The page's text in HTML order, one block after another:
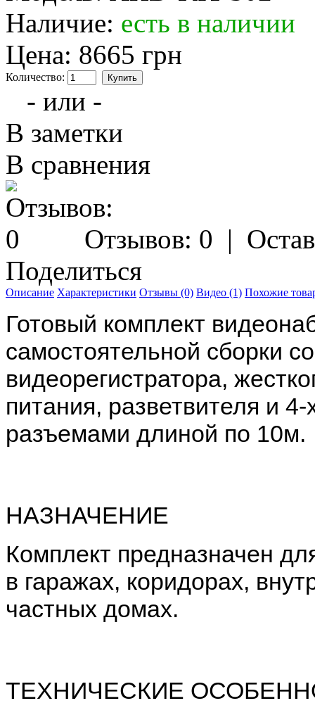
Наличие: есть в наличии
Цена: 8665 грн
Количество:
- или -
В заметки
В сравнения
Отзывов: 0 |
Поделиться
Описание Характеристики Отзывы (0) Видео (1) Похожие
Готовый комплект
самостоятельной сборки
видеорегистратора,
питания, разветвителя и
разъемами длиной по 10м.
НАЗНАЧЕНИЕ
Комплект предназначен
в гаражах, коридорах,
частных домах.
ТЕХНИЧЕСКИЕ